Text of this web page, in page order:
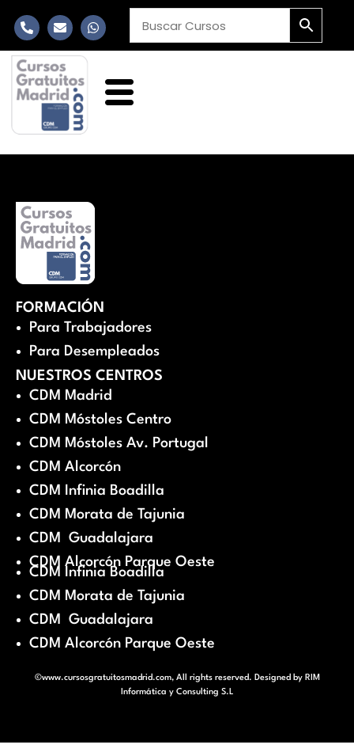
FORMACIÓN
Para Trabajadores
Para Desempleados
NUESTROS CENTROS
CDM Madrid
CDM Móstoles Centro
CDM Móstoles Av. Portugal
CDM Alcorcón
CDM Infinia Boadilla
CDM Morata de Tajunia
CDM Guadalajara
CDM Alcorcón Parque Oeste
CDM Infinia Boadilla
CDM Morata de Tajunia
CDM Guadalajara
CDM Alcorcón Parque Oeste
©www.cursosgratuitosmadrid.com, All rights reserved. Designed by RIM
Informática y Consulting S.L